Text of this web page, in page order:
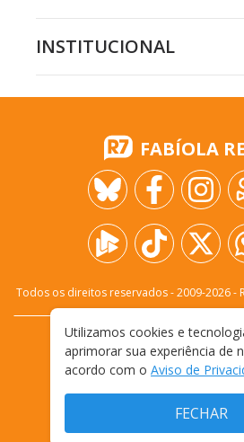
INSTITUCIONAL
FABÍOLA
Todos os direitos reservados - 2009-2026-
FALE CONOSCO
TERMOS E CONDIÇÕES
Utilizamos cookies e
aprimorar sua experiência de
acordo com o Aviso de
FECHAR